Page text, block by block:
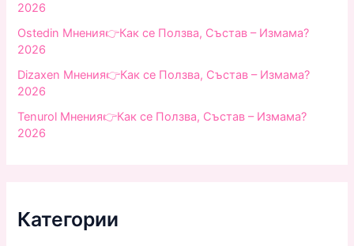
2026
Ostedin Мнения👉Как се Ползва, Състав – Измама?
2026
Dizaxen Мнения👉Как се Ползва, Състав – Измама?
2026
Tenurol Мнения👉Как се Ползва, Състав – Измама?
2026
Категории